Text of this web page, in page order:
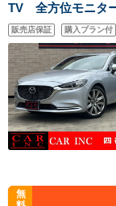
TV 全方位モニタ
ー BOSEサウン
ランスソナー 衝
正アルミ
販売店保証 購入プラン付
無